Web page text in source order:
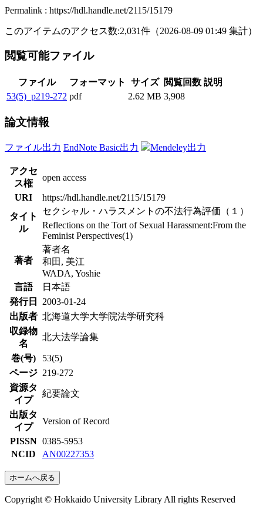
Permalink : https://hdl.handle.net/2115/15179
このアイテムのアクセス数:2,031件 （2026-08-09 01:49 集計）
閲覧可能ファイル
ファイル フォーマット サイズ 閲覧回数 説明
53(5)_p219-272 pdf 2.62 MB 3,908
論文情報
ファイル出力 EndNote Basic出力 Mendeley出力
アクセ
ス権
open access
URI
https://hdl.handle.net/2115/15179
タイト
ル
セクシャル・ハラスメントの不法行為評価（１）
Reflections on the Tort of Sexual Harassment:From the
Feminist Perspectives(1)
著者
著者名
和田, 美江
WADA, Yoshie
言語
日本語
発行日
2003-01-24
出版者 北海道大学大学院法学研究科
収録物
名
北大法学論集
巻(号)
53(5)
ページ 219-272
資源タ
イプ
紀要論文
出版タ
イプ
Version of Record
PISSN 0385-5953
NCID
AN00227353
ホームへ戻る
Copyright © Hokkaido University Library All rights Reserved